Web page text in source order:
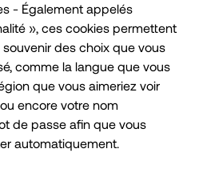
- Également appelés
», ces cookies permettent
des choix que vous
comme la langue que vous
que vous aimeriez voir
encore votre nom
de passe afin que vous
automatiquement.